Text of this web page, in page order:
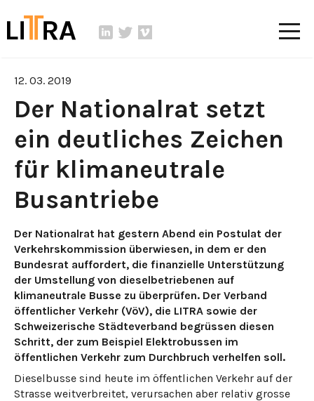
12. 03. 2019
Der Nationalrat setzt
ein deutliches Zeichen
für klimaneutrale
Busantriebe
Der Nationalrat hat gestern Abend ein Postulat der
Verkehrskommission überwiesen, in dem er den
Bundesrat auffordert, die finanzielle Unterstützung
der Umstellung von dieselbetriebenen auf
klimaneutrale Busse zu überprüfen. Der Verband
öffentlicher Verkehr (VöV), die LITRA sowie der
Schweizerische Städteverband begrüssen diesen
Schritt, der zum Beispiel Elektrobussen im
öffentlichen Verkehr zum Durchbruch verhelfen soll.
Dieselbusse sind heute im öffentlichen Verkehr auf der
Strasse weitverbreitet, verursachen aber relativ grosse